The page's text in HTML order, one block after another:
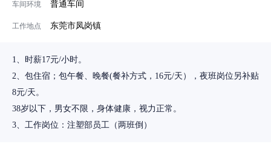
车间环境 普通车间
工作地点 东莞市凤岗镇
1、时薪17元/小时。
2、包住宿；包午餐、晚餐(餐补方式，16元/天），夜班岗位另补贴
8元/天。
38岁以下，男女不限，身体健康，视力正常。
3、工作岗位：注塑部员工（两班倒）